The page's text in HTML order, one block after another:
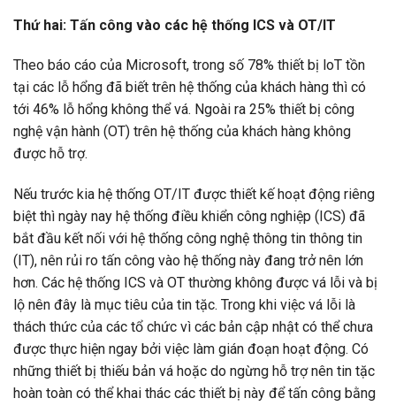
Thứ hai: Tấn công vào các hệ thống ICS và OT/IT
Theo báo cáo của Microsoft, trong số 78% thiết bị loT tồn
tại các lỗ hổng đã biết trên hệ thống của khách hàng thì có
tới 46% lỗ hổng không thể vá. Ngoài ra 25% thiết bị công
nghệ vận hành (OT) trên hệ thống của khách hàng không
được hỗ trợ.
Nếu trước kia hệ thống OT/IT được thiết kế hoạt động riêng
biệt thì ngày nay hệ thống điều khiển công nghiệp (ICS) đã
bắt đầu kết nối với hệ thống công nghệ thông tin thông tin
(IT), nên rủi ro tấn công vào hệ thống này đang trở nên lớn
hơn. Các hệ thống ICS và OT thường không được vá lỗi và bị
lộ nên đây là mục tiêu của tin tặc. Trong khi việc vá lỗi là
thách thức của các tổ chức vì các bản cập nhật có thể chưa
được thực hiện ngay bởi việc làm gián đoạn hoạt động. Có
những thiết bị thiếu bản vá hoặc do ngừng hỗ trợ nên tin tặc
hoàn toàn có thể khai thác các thiết bị này để tấn công bằng